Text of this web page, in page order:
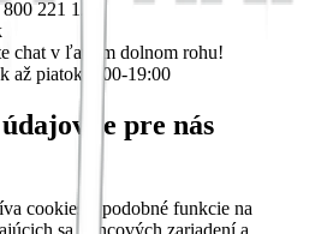
221 123
chat v ľavom dolnom rohu!
až piatok 7:00-19:00
je pre nás
cookies a podobné funkcie na
sa koncových zariadení a